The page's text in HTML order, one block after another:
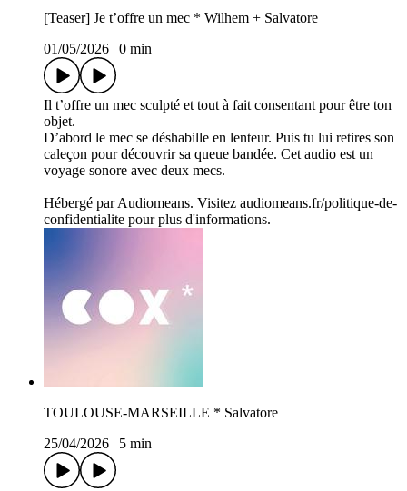
[Teaser] Je t’offre un mec * Wilhem + Salvatore
01/05/2026
0 min
Il t’offre un mec sculpté et tout à fait consentant pour être ton
objet.
D’abord le mec se déshabille en lenteur. Puis tu lui retires son
caleçon pour découvrir sa queue bandée. Cet audio est un
voyage sonore avec deux mecs.
Hébergé par Audiomeans. Visitez audiomeans.fr/politique-de-
confidentialite pour plus d'informations.
TOULOUSE-MARSEILLE * Salvatore
25/04/2026
5 min